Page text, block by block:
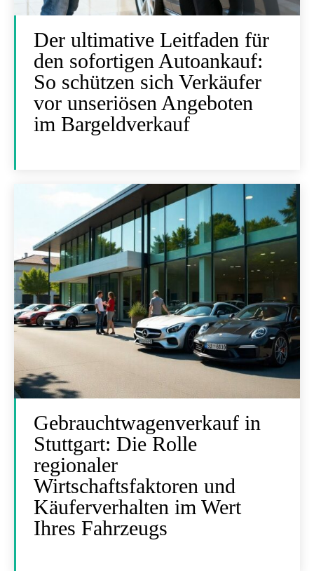
Der ultimative Leitfaden für
den sofortigen Autoankauf:
So schützen sich Verkäufer
vor unseriösen Angeboten
im Bargeldverkauf
Gebrauchtwagenverkauf in
Stuttgart: Die Rolle
regionaler
Wirtschaftsfaktoren und
Käuferverhalten im Wert
Ihres Fahrzeugs